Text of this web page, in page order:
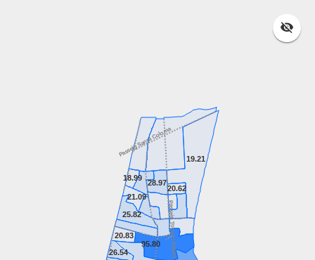
Passeig Torras i Bages
Passeig Santa Coloma
26.54
20.83
95.80
25.82
28.97
21.09
18.99
19.21
20.62